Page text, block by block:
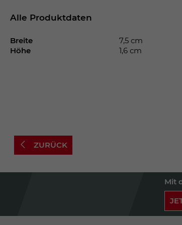
Alle Produktdaten
Breite
7,5 cm
Höhe
1,6 cm
ZURÜCK
Mit